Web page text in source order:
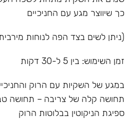
כך שיווצר מגע עם החניכיים
(ניתן לשים בצד הפה לנוחות
זמן השימוש: בין 5 ל-30 דקות
במגע של השקיות עם הרוק
תחושה קלה של צריבה – תחושה
ספיגת הניקוטין בבלוטות הרוק